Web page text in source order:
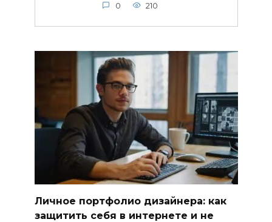
0 210
Личное портфолио дизайнера: как
защитить себя в интернете и не